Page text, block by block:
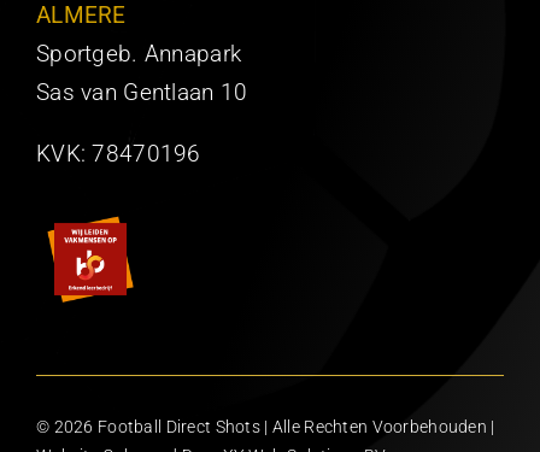
ALMERE
Sportgeb. Annapark
Sas van Gentlaan 10
KVK:78470196
© 2026 Football Direct Shots | Alle Rechten Voorbehouden |